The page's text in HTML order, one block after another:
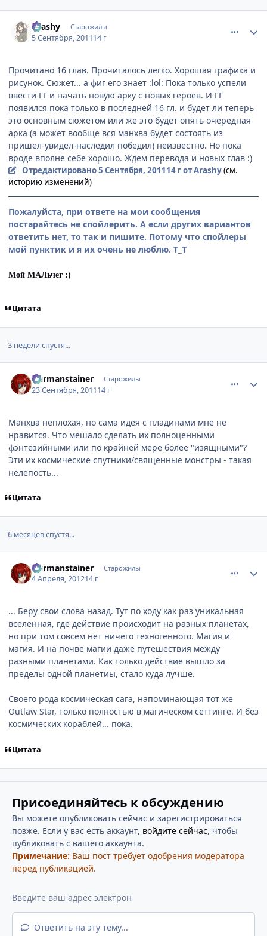
Arashy Старожилы
5 Сентября, 201114 г
Прочитано 16 глав. Прочиталось легко. Хорошая графика и
рисунок. Сюжет... а фиг его знает :lol: Пока только успели
ввести ГГ и начать новую арку с новых героев. И ГГ
появился пока только в последней 16 гл. и будет ли теперь
это основным сюжетом или же это будет опять очередная
арка (а может вообще вся манхва будет состоять из
пришел-увидел-наследил победил) неизвестно. Но пока
вроде вполне себе хорошо. Ждем перевода и новых глав :)
Отредактировано5 Сентября, 201114 гот Arashy(см.
историю изменений)
Пожалуйста, при ответе на мои сообщения
постарайтесь не спойлерить. А если других вариантов
ответить нет, то так и пишите. Потому что спойлеры
мой пунктик и я их очень не люблю. Т_Т
Мой МАЛьчег :)
Цитата
3 недели спустя...
Durmanstainer Старожилы
23 Сентября, 201114 г
Манхва неплохая, но сама идея с пладинами мне не
нравится. Что мешало сделать их полноценными
фэнтезийными или по крайней мере более "изящными"?
Эти их космические спутники/священные монстры - такая
нелепость...
Цитата
6 месяцев спустя...
Durmanstainer Старожилы
4 Апреля, 201214 г
... Беру свои слова назад. Тут по ходу как раз уникальная
вселенная, где действие происходит на разных планетах,
но при том совсем нет ничего техногенного. Магия и
магия. И на почве магии даже путешествия между
разными планетами. Как только действие вышло за
пределы одной планетиы, стало куда лучше.
Своего рода космическая сага, напоминающая тот же
Outlaw Star, только полностью в магическом сеттинге. И без
космических кораблей... пока.
Цитата
Присоединяйтесь к обсуждению
Вы можете опубликовать сейчас и зарегистрироваться
позже. Если у вас есть аккаунт, войдите сейчас, чтобы
публиковать с вашего аккаунта.
Примечание: Ваш пост требует одобрения модератора
перед публикацией.
Ответить на эту тему...